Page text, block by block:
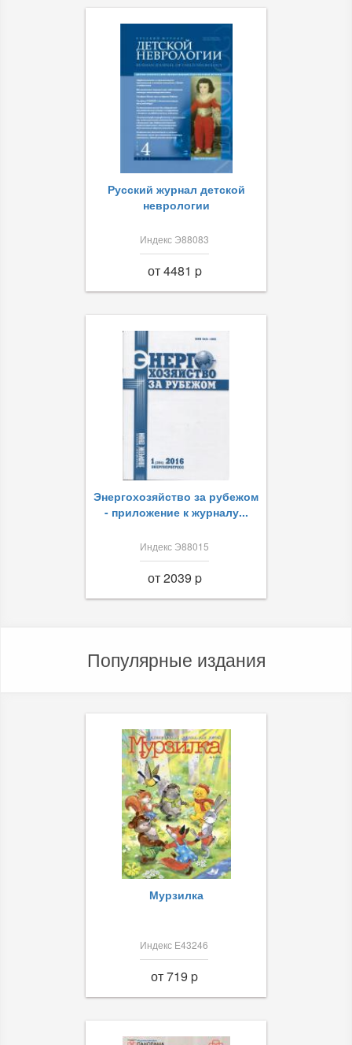
Русский журнал детской
неврологии
Индекс Э88083
от 4481 p
Энергохозяйство за рубежом
- приложение к журналу...
Индекс Э88015
от 2039 p
Популярные издания
Мурзилка
Индекс Е43246
от 719 p